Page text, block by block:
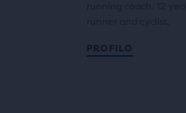
PROFILO